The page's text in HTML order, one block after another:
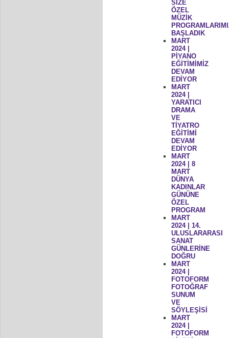
SİZE
ÖZEL
MÜZİK
BAŞLADIK
MART
2024 |
PİYANO
EĞİTİMİMİZ
DEVAM
EDİYOR
MART
2024 |
YARATICI
DRAMA
VE
TİYATRO
EĞİTİMİ
DEVAM
EDİYOR
MART
2024 | 8
MART
DÜNYA
KADINLAR
GÜNÜNE
ÖZEL
PROGRAM
MART
2024 | 14.
ULUSLARARASI
SANAT
GÜNLERİNE
DOĞRU
MART
2024 |
FOTOFORM
FOTOĞRAF
SUNUM
VE
SÖYLEŞİSİ
MART
2024 |
FOTOFORM